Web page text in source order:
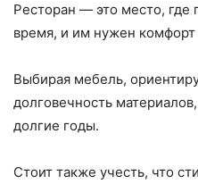
Ресторан — это место, где
время, и им нужен комфорт
Выбирая мебель,
долговечность
долгие годы.
Стоит также учесть, что